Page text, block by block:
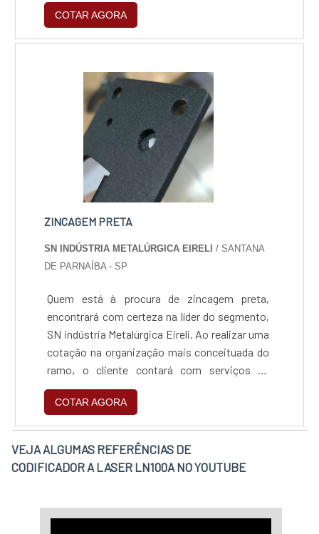
COTAR AGORA
ZINCAGEM PRETA
SN INDÚSTRIA METALÚRGICA EIRELI / SANTANA
DE PARNAÍBA - SP
Quem está à procura de zincagem preta,
encontrará com certeza na líder do segmento,
SN indústria Metalúrgica Eireli. Ao realizar uma
cotação na organização mais conceituada do
ramo, o cliente contará com serviços de
excelência e o suporte de especialistas para
sanar eventuais dúvidas.Quando o tema é
zincagem preta, com a SN indústria
Metalúrgica Eireli o cliente obterá excelente
custo-benefício e um design completo de
projetos, do planejamento ao
ZINCAGEM PRETAA SN indústria Metalúrgica
COTAR AGORA
VEJA ALGUMAS REFERÊNCIAS DE
CODIFICADOR A LASER LN100A NO YOUTUBE